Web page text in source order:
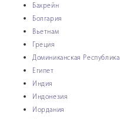
Бахрейн
Болгария
Вьетнам
Греция
Доминиканская Республика
Египет
Индия
Индонезия
Иордания